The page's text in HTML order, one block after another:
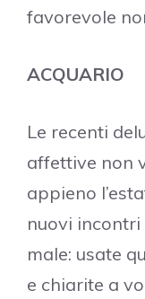
favorevole
ACQUARIO
Le recenti
affettive non
appieno
nuovi
male: usate
e chiarite a